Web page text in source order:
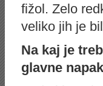
fižol. Zelo
veliko jih je
Na kaj je
glavne